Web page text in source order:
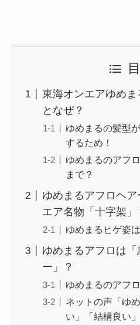
東海オンエアゆめ
となぜ？
ゆめまるの髪型
するため！
ゆめまるのアフ
まで？
ゆめまるアフロヘ
エア名物「十字架」
ゆめまるヒゲ姿
ゆめまるアフロは
ー」？
ゆめまるのアフ
ネットの声「ゆ
い」「結構良い